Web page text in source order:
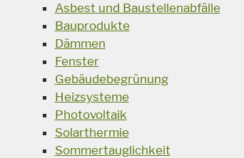
Asbest und Baustellenabfälle
Bauprodukte
Dämmen
Fenster
Gebäudebegrünung
Heizsysteme
Photovoltaik
Solarthermie
Sommertauglichkeit